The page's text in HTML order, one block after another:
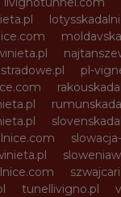
pl-
tunellivigno.pl